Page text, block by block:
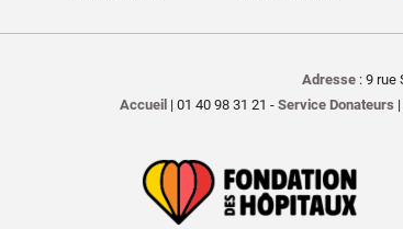
Adresse : 9 rue
Accueil | 01 40 98 31 21 - Service Donateurs